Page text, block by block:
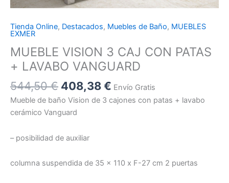
Tienda Online, Destacados, Muebles de Baño, MUEBLES
EXMER
MUEBLE VISION 3 CAJ CON PATAS
+ LAVABO VANGUARD
544,50€ 408,38€ Envío Gratis
Mueble de baño Vision de 3 cajones con patas + lavabo
cerámico Vanguard
– posibilidad de auxiliar
columna suspendida de 35 x 110 x F-27 cm 2 puertas